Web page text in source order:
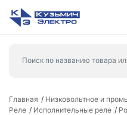
Главная
Низковольтное и
Реле
Исполнительные реле